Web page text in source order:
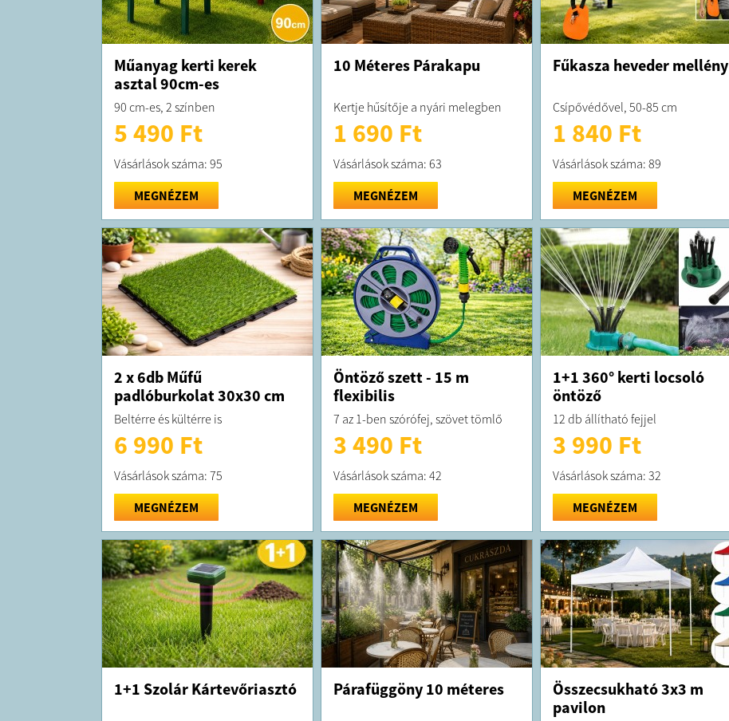
Műanyag kerti kerek
asztal 90cm-es
90 cm-es, 2 színben
5 490 Ft
Vásárlások száma: 95
MEGNÉZEM
10 Méteres Párakapu
Kertje hűsítője a nyári melegben
1 690 Ft
Vásárlások száma: 63
MEGNÉZEM
Fűkasza heveder mellény
Csípővédővel, 50-85 cm
1 840 Ft
Vásárlások száma: 89
MEGNÉZEM
2 x 6db Műfű
padlóburkolat 30x30 cm
Beltérre és kültérre is
6 990 Ft
Vásárlások száma: 75
MEGNÉZEM
Öntöző szett - 15 m
flexibilis
7 az 1-ben szórófej, szövet tömlő
3 490 Ft
Vásárlások száma: 42
MEGNÉZEM
1+1 360° kerti locsoló
öntöző
12 db állítható fejjel
3 990 Ft
Vásárlások száma: 32
MEGNÉZEM
1+1 Szolár Kártevőriasztó Párafüggöny 10 méteres
Összecsukható 3x3 m
pavilon